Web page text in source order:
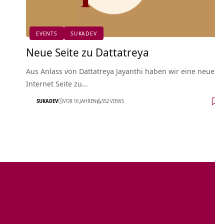
EVENTS SUKADEV
Neue Seite zu Dattatreya
Aus Anlass von Dattatreya Jayanthi haben wir eine neue
Internet Seite zu…
SUKADEV VOR 16 JAHREN 552 VIEWS